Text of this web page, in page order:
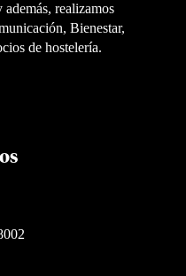
además, realizamos
Bienestar,
de hostelería.